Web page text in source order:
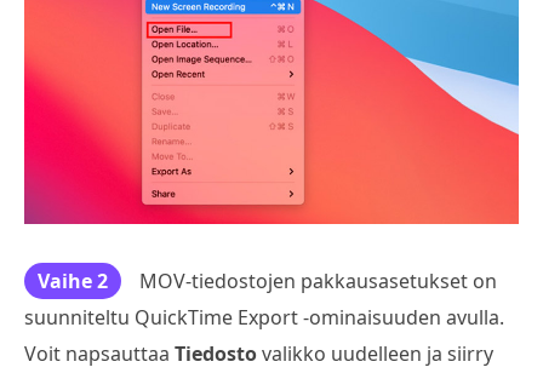
Vaihe 2
MOV-tiedostojen pakkausasetukset on
suunniteltu QuickTime Export -ominaisuuden avulla.
Voit napsauttaa Tiedostovalikko uudelleen ja siirry